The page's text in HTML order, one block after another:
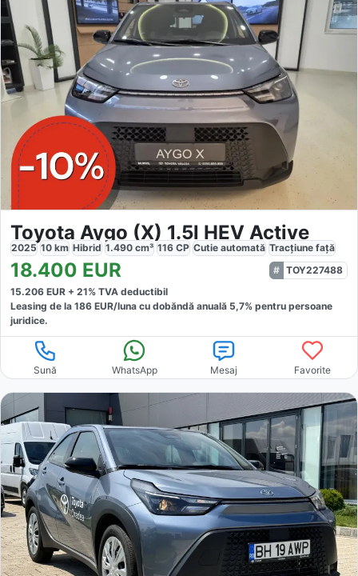
Toyota Aygo (X) 1.5l HEV Active
2025 10 km Hibrid 1.490 cm³ 116 CP Cutie automată Tracțiune față
18.400 EUR
TOY227488
15.206 EUR + 21% TVA deductibil
Leasing de la 186 EUR/luna cu dobăndă anuală 5,7% pentru persoane
juridice.
Sună WhatsApp Mesaj Favorite